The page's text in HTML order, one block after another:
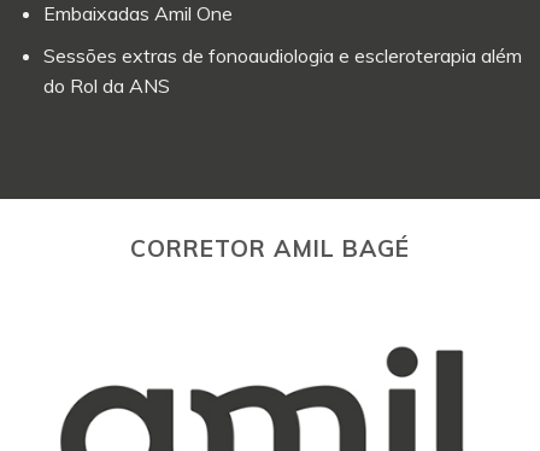
Embaixadas Amil One
Sessões extras de fonoaudiologia e escleroterapia além
do Rol da ANS
CORRETOR AMIL BAGÉ